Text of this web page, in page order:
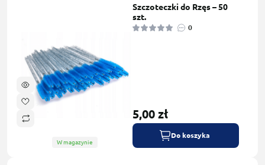
W magazynie
Szczoteczki do Rzęs – 50
szt.
0
5,00 zł
Do koszyka